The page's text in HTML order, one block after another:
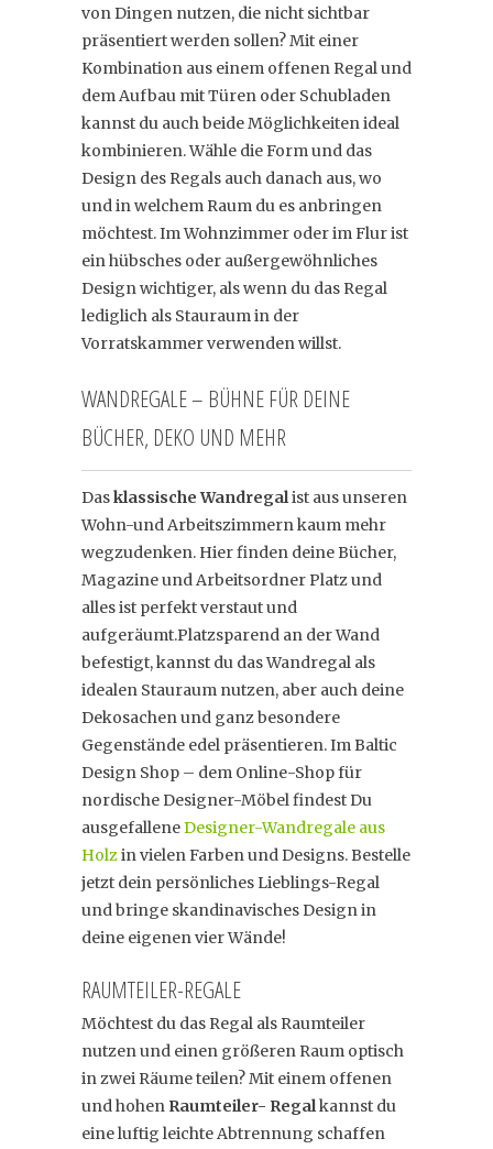
von Dingen nutzen, die nicht sichtbar
präsentiert werden sollen? Mit einer
Kombination aus einem offenen Regal und
dem Aufbau mit Türen oder Schubladen
kannst du auch beide Möglichkeiten ideal
kombinieren. Wähle die Form und das
Design des Regals auch danach aus, wo
und in welchem Raum du es anbringen
möchtest. Im Wohnzimmer oder im Flur ist
ein hübsches oder außergewöhnliches
Design wichtiger, als wenn du das Regal
lediglich als Stauraum in der
Vorratskammer verwenden willst.
WANDREGALE – BÜHNE FÜR DEINE
BÜCHER, DEKO UND MEHR
Dasklassische Wandregalist aus unseren
Wohn-und Arbeitszimmern kaum mehr
wegzudenken. Hier finden deine Bücher,
Magazine und Arbeitsordner Platz und
alles ist perfekt verstaut und
aufgeräumt.Platzsparend an der Wand
befestigt, kannst du das Wandregal als
idealen Stauraum nutzen, aber auch deine
Dekosachen und ganz besondere
Gegenstände edel präsentieren. Im Baltic
Design Shop – dem Online-Shop für
nordische Designer-Möbel findest Du
ausgefalleneDesigner-Wandregale aus
Holzin vielen Farben und Designs. Bestelle
jetzt dein persönliches Lieblings-Regal
und bringe skandinavisches Design in
deine eigenen vier Wände!
RAUMTEILER-REGALE
Möchtest du das Regal als Raumteiler
nutzen und einen größeren Raum optisch
in zwei Räume teilen? Mit einem offenen
und hohen Raumteiler- Regalkannst du
eine luftig leichte Abtrennung schaffen